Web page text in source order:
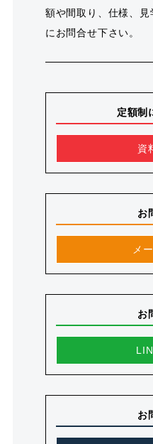
額や間取り、仕様、
にお問合せ下さい。
定額制
資
お
メ
お
お